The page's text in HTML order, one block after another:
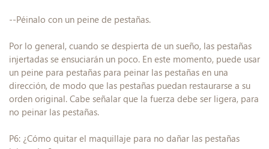
--Péinalo con un peine de pestañas.
Por lo general, cuando se despierta de un sueño, las pestañas
injertadas se ensuciarán un poco. En este momento, puede usar
un peine para pestañas para peinar las pestañas en una
dirección, de modo que las pestañas puedan restaurarse a su
orden original. Cabe señalar que la fuerza debe ser ligera, para
no peinar las pestañas.
P6: ¿Cómo quitar el maquillaje para no dañar las pestañas